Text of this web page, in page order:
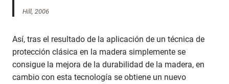
Hill, 2006
Así, tras el resultado de la aplicación de un técnica de
protección clásica en la madera simplemente se
consigue la mejora de la durabilidad de la madera, en
cambio con esta tecnología se obtiene un nuevo